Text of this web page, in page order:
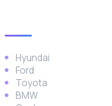
Hyundai
Ford
Toyota
BMW